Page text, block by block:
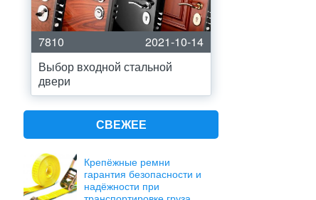
7810
2021-10-14
Выбор входной стальной
двери
СВЕЖЕЕ
Крепёжные ремни
гарантия безопасности и
надёжности при